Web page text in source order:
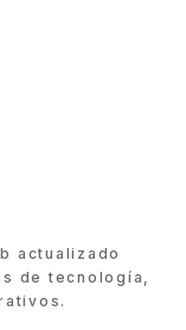
actualizado
de tecnología,